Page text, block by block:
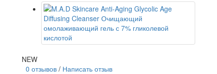
NEW
0 отзывов / Написать отзыв